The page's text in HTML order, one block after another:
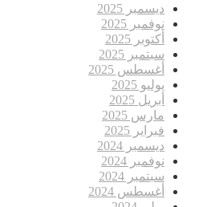
ديسمبر 2025
نوفمبر 2025
أكتوبر 2025
سبتمبر 2025
أغسطس 2025
يوليو 2025
أبريل 2025
مارس 2025
فبراير 2025
ديسمبر 2024
نوفمبر 2024
سبتمبر 2024
أغسطس 2024